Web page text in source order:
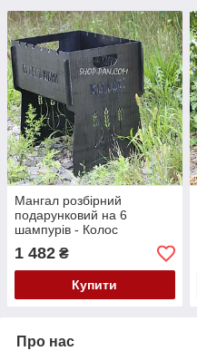
Мангал розбірний
подарунковий на 6
шампурів - Колос
1 482 ₴
Купити
Про нас